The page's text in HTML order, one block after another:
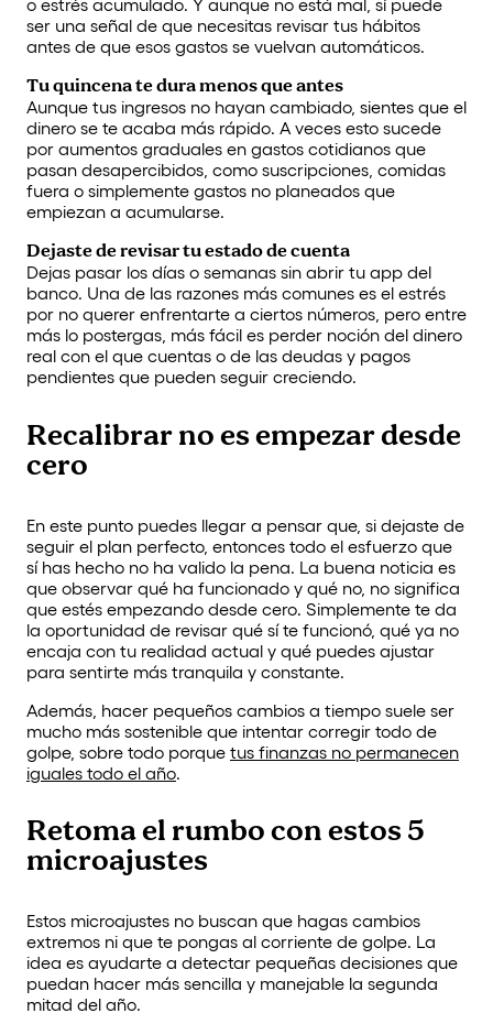
o estrés acumulado. Y aunque no está mal, sí puede
ser una señal de que necesitas revisar tus hábitos
antes de que esos gastos se vuelvan automáticos.
Tu quincena te dura menos que antes
Aunque tus ingresos no hayan cambiado, sientes que el
dinero se te acaba más rápido. A veces esto sucede
por aumentos graduales en gastos cotidianos que
pasan desapercibidos, como suscripciones, comidas
fuera o simplemente gastos no planeados que
empiezan a acumularse.
Dejaste de revisar tu estado de cuenta
Dejas pasar los días o semanas sin abrir tu app del
banco. Una de las razones más comunes es el estrés
por no querer enfrentarte a ciertos números, pero entre
más lo postergas, más fácil es perder noción del dinero
real con el que cuentas o de las deudas y pagos
pendientes que pueden seguir creciendo.
Recalibrar no es empezar desde
cero
En este punto puedes llegar a pensar que, si dejaste de
seguir el plan perfecto, entonces todo el esfuerzo que
sí has hecho no ha valido la pena. La buena noticia es
que observar qué ha funcionado y qué no, no significa
que estés empezando desde cero. Simplemente te da
la oportunidad de revisar qué sí te funcionó, qué ya no
encaja con tu realidad actual y qué puedes ajustar
para sentirte más tranquila y constante.
Además, hacer pequeños cambios a tiempo suele ser
mucho más sostenible que intentar corregir todo de
golpe, sobre todo porque tus finanzas no permanecen
iguales todo el año.
Retoma el rumbo con estos 5
microajustes
Estos microajustes no buscan que hagas cambios
extremos ni que te pongas al corriente de golpe. La
idea es ayudarte a detectar pequeñas decisiones que
puedan hacer más sencilla y manejable la segunda
mitad del año.